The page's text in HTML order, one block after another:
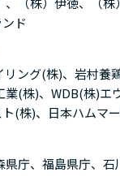
ド
リング(株)、岩村
業(株)、WDB(株)エ
(株)、日本ハムマ
県庁、福島県庁、